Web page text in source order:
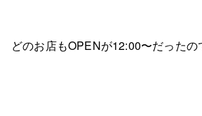
どのお店もOPENが12:00〜だったの